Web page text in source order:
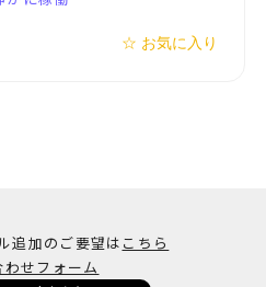
☆ お気に入り
追加のご要望は こちら
わせフォーム